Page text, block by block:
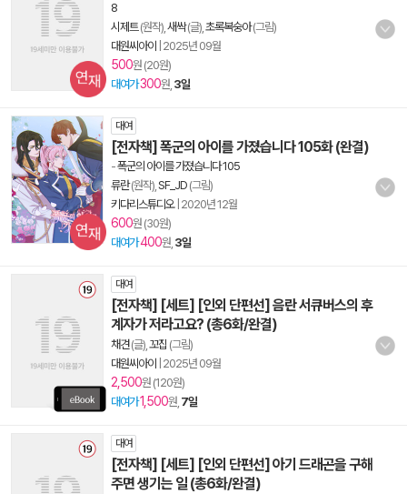
8
시제트(원작), 새싹(글), 초록복숭아(그림)
대원씨아이
2025년 09월
500원 (20원)
대여가300원, 3일
대여
[전자책] 폭군의 아이를 가졌습니다 105화 (완결)
-폭군의 아이를 가졌습니다 105
류란(원작), SF_JD (그림)
키다리스튜디오| 2020년 12월
600원 (30원)
대여가400원, 3일
대여
[전자책] [세트] [인외 단편선] 음란 서큐버스의 후
계자가 저라고요? (총6화/완결)
채견(글), 꼬집 (그림)
대원씨아이
2025년 09월
2,500원 (120원)
대여가1,500원, 7일
대여
[전자책] [세트] [인외 단편선] 아기 드래곤을 구해
주면 생기는 일 (총6화/완결)